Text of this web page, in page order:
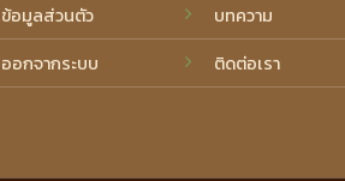
ข้อมูลส่วนตัว
ออกจากระบบ
บทความ
ติดต่อเรา